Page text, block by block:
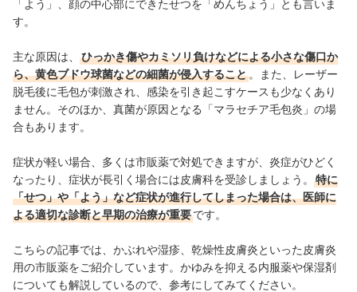
「よう」
顔の中心部にできたせつを「めんちょう」とも言いま
す。
主な原因は、
ひっかき傷やカミソリ負けなどによる小さな傷口か
ら、黄色ブドウ球菌などの細菌が侵入すること 。また、レーザー
脱毛後に毛包が刺激され、感染を引き起こすケースも少なくあり
ません。そのほか、真菌が原因となる「マラセチア毛包炎」の場
合もあります。
症状が軽い場合、多くは市販薬で対処できますが、炎症がひどく
なったり、症状が長引く場合には皮膚科を受診しましょう。
特に
「せつ」や「よう」など症状が進行してしまった場合は、医師に
よる適切な診断と早期の治療が重要です。
こちらの記事では、かぶれや湿疹、乾燥性皮膚炎といった皮膚炎
用の市販薬をご紹介しています。かゆみを抑える内服薬や保湿剤
についても解説しているので、参考にしてみてください。